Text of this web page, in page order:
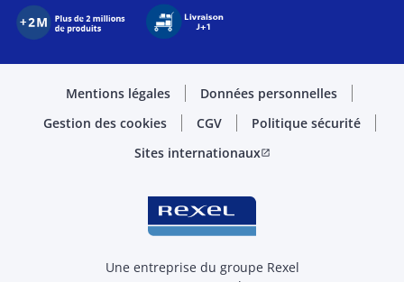
Mentions légales
Données personnelles
Gestion des cookies
CGV
Politique sécurité
Sites internationauxopen_in_new
Une entreprise du groupe Rexel